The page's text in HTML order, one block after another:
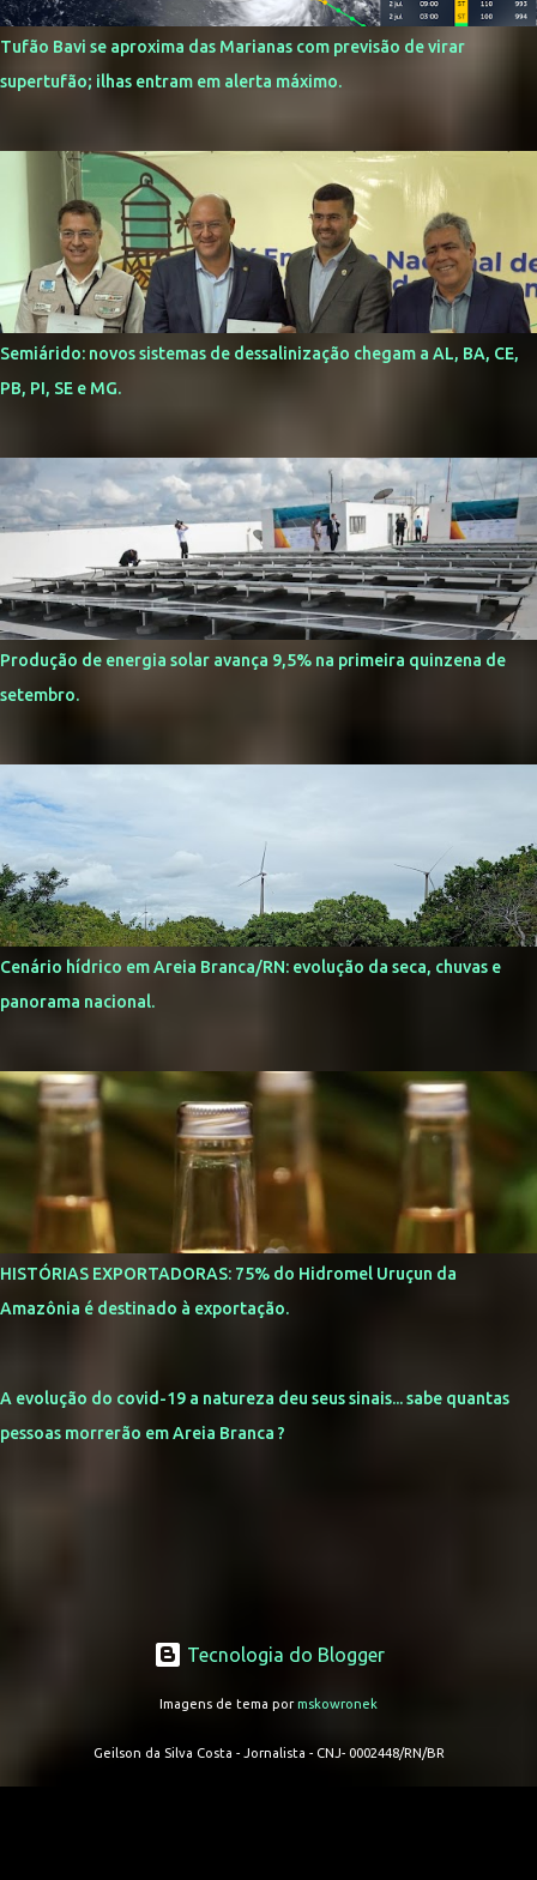
Tufão Bavi se aproxima das Marianas com previsão de virar
supertufão; ilhas entram em alerta máximo.
Semiárido: novos sistemas de dessalinização chegam a AL, BA, CE,
PB, PI, SE e MG.
Produção de energia solar avança 9,5% na primeira quinzena de
setembro.
Cenário hídrico em Areia Branca/RN: evolução da seca, chuvas e
panorama nacional.
HISTÓRIAS EXPORTADORAS: 75% do Hidromel Uruçun da
Amazônia é destinado à exportação.
A evolução do covid-19 a natureza deu seus sinais... sabe quantas
pessoas morrerão em Areia Branca ?
Tecnologia do Blogger
Imagens de tema pormskowronek
Geilson da Silva Costa - Jornalista - CNJ- 0002448/RN/BR